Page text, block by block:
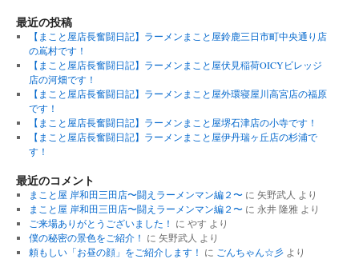
最近の投稿
【まこと屋店長奮闘日記】ラーメンまこと屋鈴鹿三日市町中央通り店
の嶌村です！
【まこと屋店長奮闘日記】ラーメンまこと屋伏見稲荷OICYビレッジ
店の河畑です！
【まこと屋店長奮闘日記】ラーメンまこと屋外環寝屋川高宮店の福原
です！
【まこと屋店長奮闘日記】ラーメンまこと屋堺石津店の小寺です！
【まこと屋店長奮闘日記】ラーメンまこと屋伊丹瑞ヶ丘店の杉浦で
す！
最近のコメント
まこと屋 岸和田三田店〜闘えラーメンマン編２〜に 矢野武人 より
まこと屋 岸和田三田店〜闘えラーメンマン編２〜に 永井 隆雅より
ご来場ありがとうございました！ に やす より
僕の秘密の景色をご紹介！ に 矢野武人 より
頼もしい「お昼の顔」をご紹介します！ に ごんちゃん☆彡より